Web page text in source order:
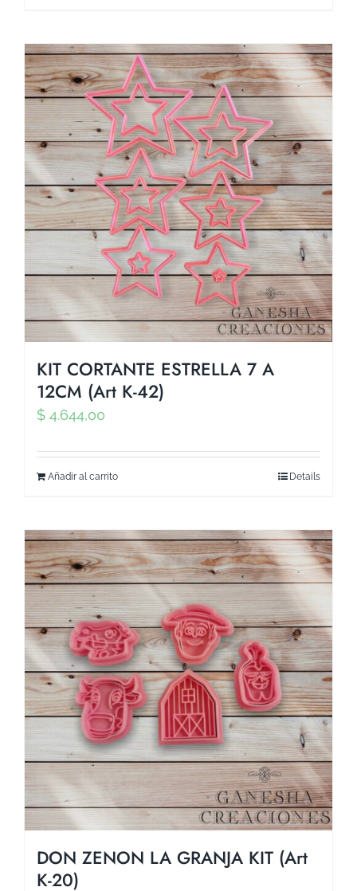
KIT CORTANTE ESTRELLA 7 A
12CM (Art K-42)
$ 4.644,00
Añadir al carrito Details
DON ZENON LA GRANJA KIT (Art
K-20)